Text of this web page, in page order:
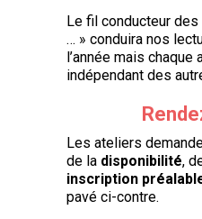
Le fil conducteur
… » conduira nos
l’année mais
indépendant des
Les ateliers
de la disponibilité,
inscription
pavé ci-contre.